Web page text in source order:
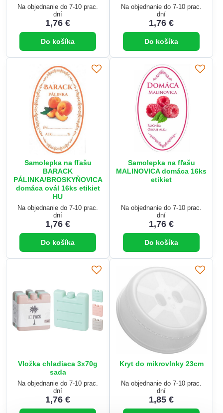
Na objednanie do 7-10 prac.
dní
1,76 €
Do košíka
Na objednanie do 7-10 prac.
dní
1,76 €
Do košíka
Samolepka na fľašu
BARACK
PÁLINKA/BROSKYŇOVICA
domáca ovál 16ks etikiet
HU
Na objednanie do 7-10 prac.
dní
1,76 €
Do košíka
Samolepka na fľašu
MALINOVICA domáca 16ks
etikiet
Na objednanie do 7-10 prac.
dní
1,76 €
Do košíka
Vložka chladiaca 3x70g
sada
Na objednanie do 7-10 prac.
dní
1,76 €
Kryt do mikrovlnky 23cm
Na objednanie do 7-10 prac.
dní
1,85 €